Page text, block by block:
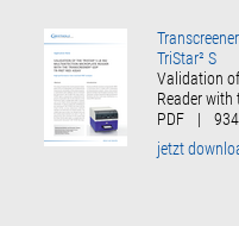
TriStar² S
Validation
Reader with
PDF
|
jetzt